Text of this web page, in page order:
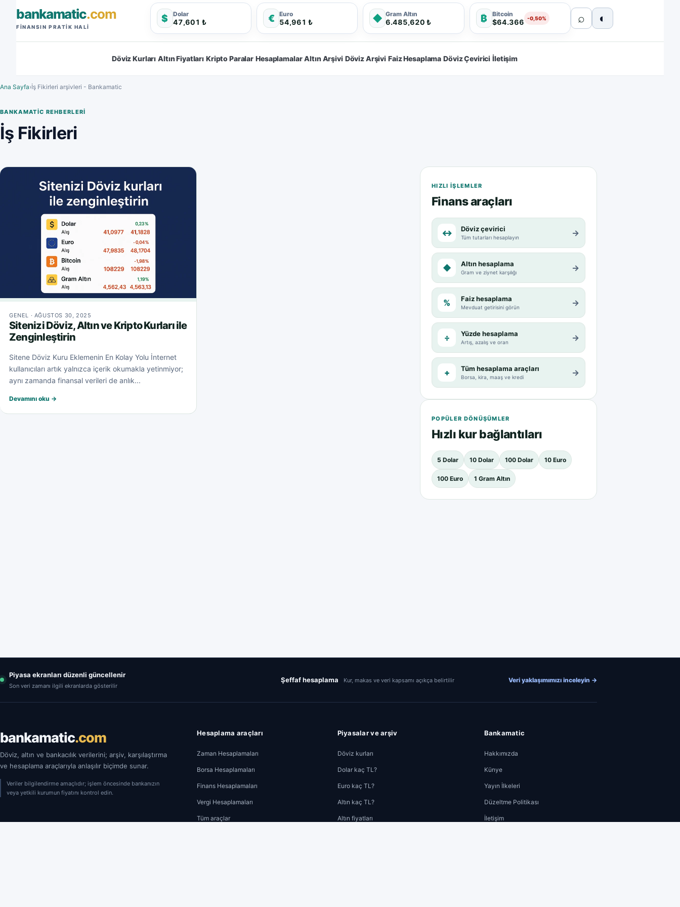
bankamatic.com
FINANSIN PRATIK HALI
$ Dolar
47,601 ₺ € Euro
54,961 ₺ ◆ Gram Altın
6.485,620 ₺ ₿ Bitcoin
$64.366 -0,50% ⌕ ◐
Döviz Kurları Altın Fiyatları Kripto Paralar Hesaplamalar Altın Arşivi Döviz Arşivi Faiz Hesaplama Döviz Çevirici İletişim
Ana Sayfa›İş Fikirleri arşivleri - Bankamatic
BANKAMATIC REHBERLERI
İş Fikirleri
GENEL · AĞUSTOS 30, 2025
Sitenizi Döviz, Altın ve Kripto Kurları ile
Zenginleştirin
Sitene Döviz Kuru Eklemenin En Kolay Yolu İnternet
kullanıcıları artık yalnızca içerik okumakla yetinmiyor;
aynı zamanda finansal verileri de anlık...
Devamını oku →
HIZLI IŞLEMLER
Finans araçları
↔ Döviz çevirici
Tüm tutarları hesaplayın →
◆ Altın hesaplama
Gram ve ziynet karşılığı →
% Faiz hesaplama
Mevduat getirisini görün →
÷ Yüzde hesaplama
Artış, azalış ve oran →
+ Tüm hesaplama araçları
Borsa, kira, maaş ve kredi →
POPÜLER DÖNÜŞÜMLER
Hızlı kur bağlantıları
5 Dolar 10 Dolar 100 Dolar 10 Euro
100 Euro 1 Gram Altın
Piyasa ekranları düzenli güncellenir
Son veri zamanı ilgili ekranlarda gösterilir
Şeffaf hesaplama Kur, makas ve veri kapsamı açıkça belirtilir Veri yaklaşımımızı inceleyin →
bankamatic.com
Döviz, altın ve bankacılık verilerini; arşiv, karşılaştırma
ve hesaplama araçlarıyla anlaşılır biçimde sunar.
Veriler bilgilendirme amaçlıdır; işlem öncesinde bankanızın
veya yetkili kurumun fiyatını kontrol edin.
Hesaplama araçları
Zaman Hesaplamaları
Borsa Hesaplamaları
Finans Hesaplamaları
Vergi Hesaplamaları
Tüm araçlar
Piyasalar ve arşiv
Döviz kurları
Dolar kaç TL?
Euro kaç TL?
Altın kaç TL?
Altın fiyatları
Bankamatic
Hakkımızda
Künye
Yayın İlkeleri
Düzeltme Politikası
İletişim